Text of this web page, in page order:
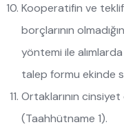
Kooperatifin ve teklif
borçlarının
yöntemi ile
talep formu ekinde
Ortaklarının cinsiyet
(Taahhütname 1).